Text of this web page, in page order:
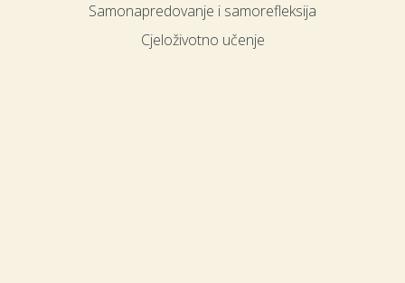
Samonapredovanje i samorefleksija
Cjeloživotno učenje